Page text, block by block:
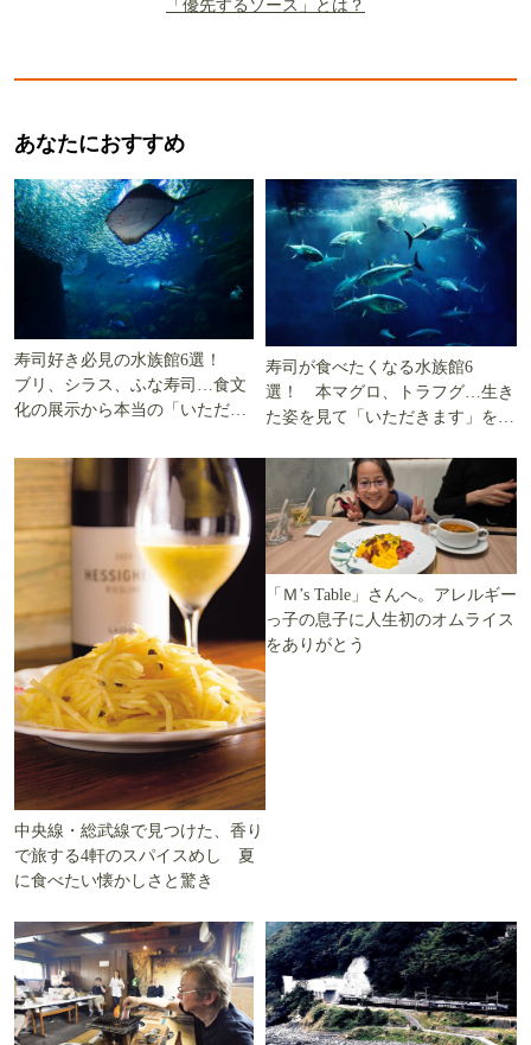
「優先するソース」とは？
あなたにおすすめ
寿司好き必見の水族館6選！
ブリ、シラス、ふな寿司…食文
化の展示から本当の「いただき
寿司が食べたくなる水族館6
選！ 本マグロ、トラフグ…生き
た姿を見て「いただきます」を考
中央線・総武線で見つけた、香り
で旅する4軒のスパイスめし 夏
に食べたい懐かしさと驚き
「Ｍ’s Table」さんへ。アレルギー
っ子の息子に人生初のオムライス
をありがとう